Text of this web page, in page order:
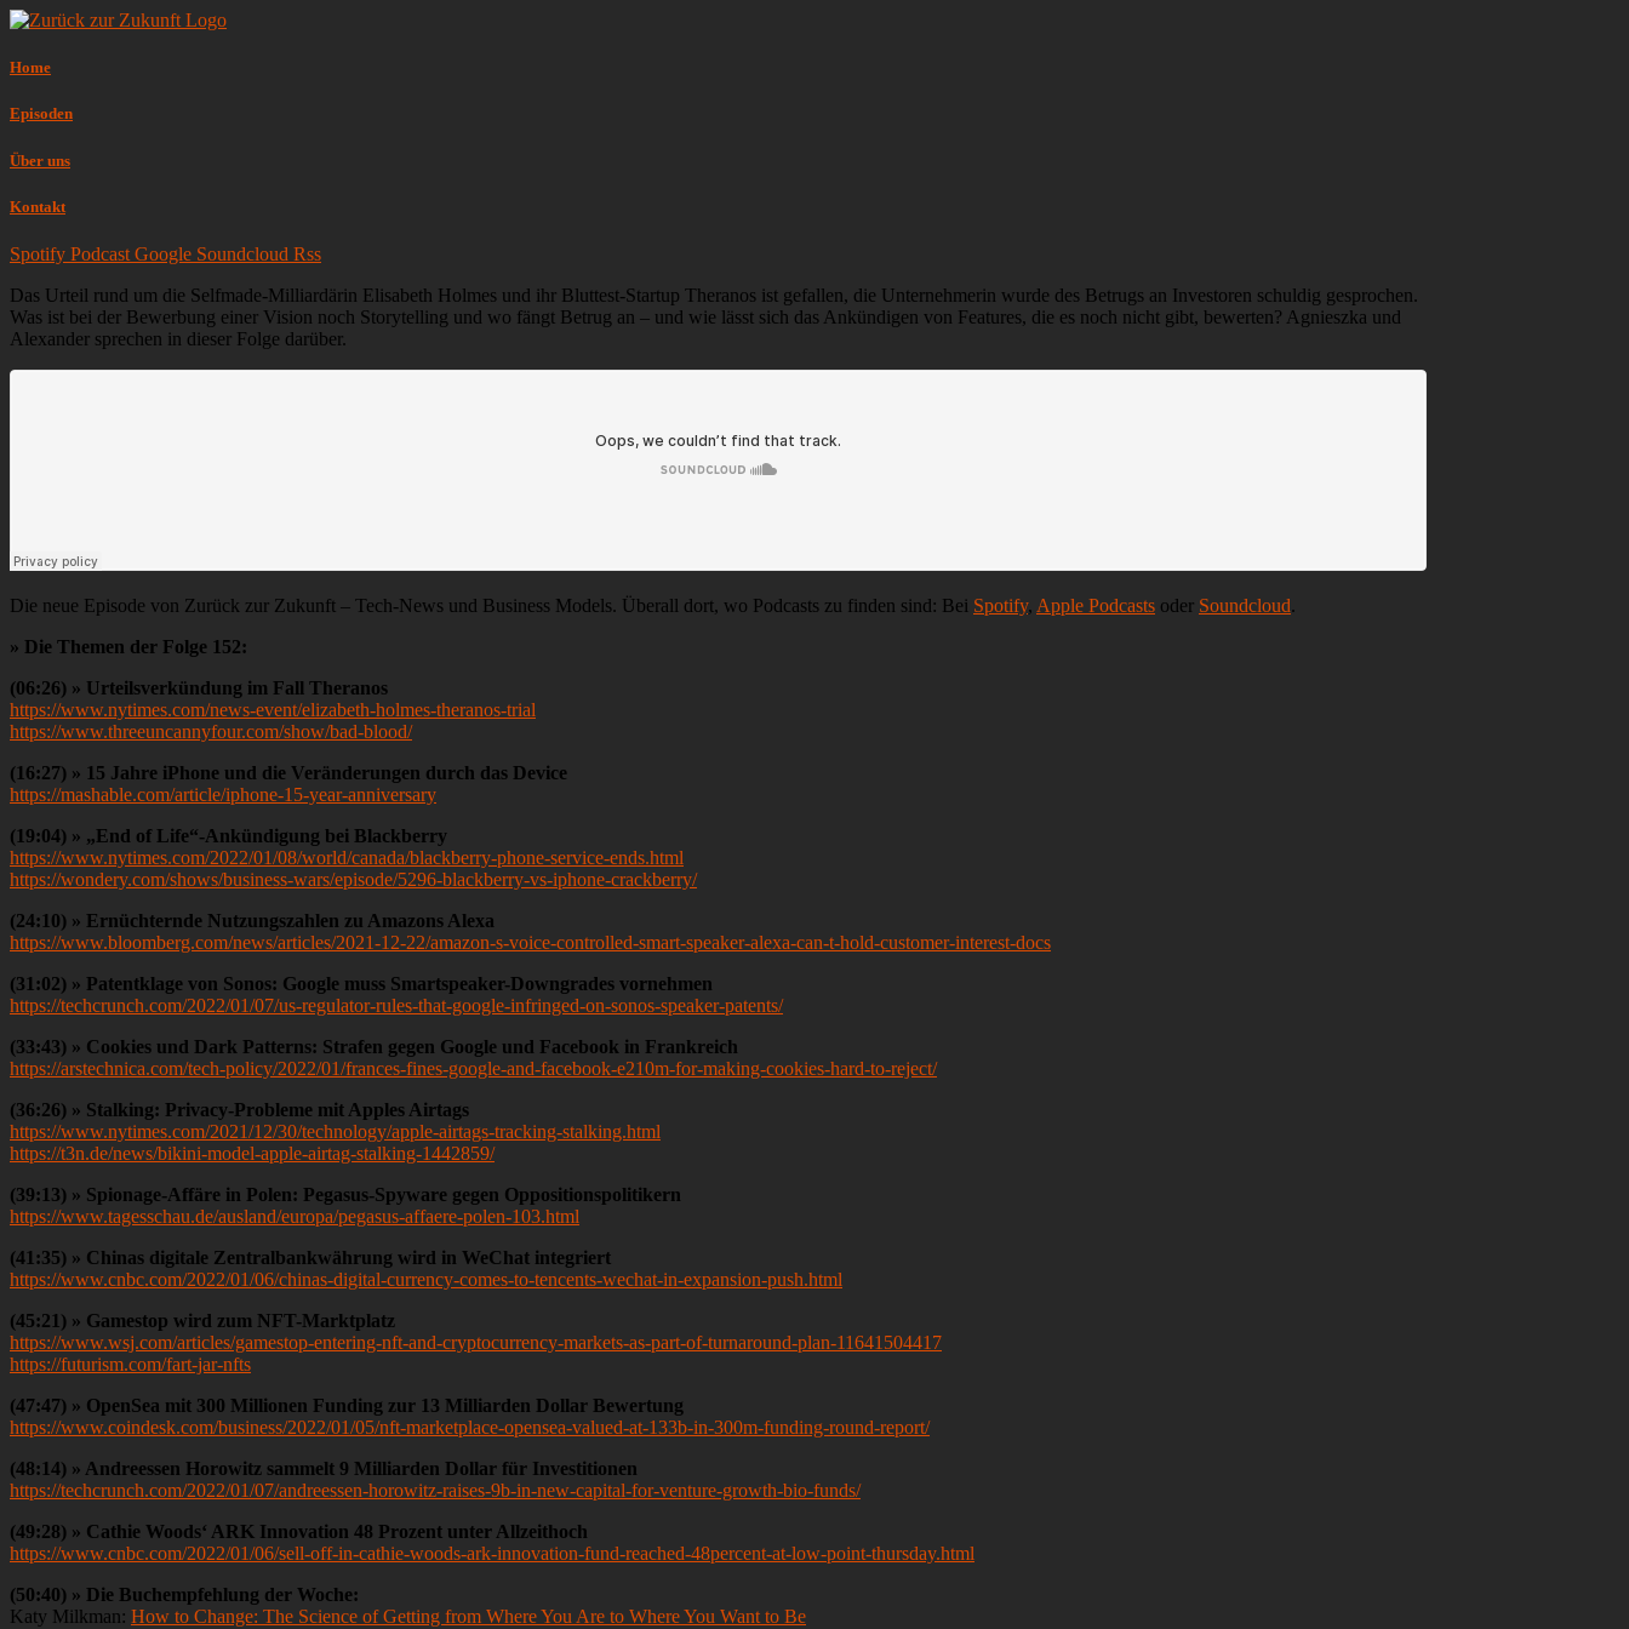
Home
Episoden
Über uns
Kontakt
Spotify Podcast Google Soundcloud Rss
Das Urteil rund um die Selfmade-Milliardärin Elisabeth Holmes und ihr Bluttest-Startup Theranos ist gefallen, die Unternehmerin wurde des Betrugs an Investoren schuldig gesprochen.
Was ist bei der Bewerbung einer Vision noch Storytelling und wo fängt Betrug an – und wie lässt sich das Ankündigen von Features, die es noch nicht gibt, bewerten? Agnieszka und
Alexander sprechen in dieser Folge darüber.
Die neue Episode von Zurück zur Zukunft – Tech-News und Business Models. Überall dort, wo Podcasts zu finden sind: Bei Spotify, Apple Podcasts oder Soundcloud.
» Die Themen der Folge 152:
(06:26) » Urteilsverkündung im Fall Theranos
https://www.nytimes.com/news-event/elizabeth-holmes-theranos-trial
https://www.threeuncannyfour.com/show/bad-blood/
(16:27) » 15 Jahre iPhone und die Veränderungen durch das Device
https://mashable.com/article/iphone-15-year-anniversary
(19:04) » „End of Life“-Ankündigung bei Blackberry
https://www.nytimes.com/2022/01/08/world/canada/blackberry-phone-service-ends.html
https://wondery.com/shows/business-wars/episode/5296-blackberry-vs-iphone-crackberry/
(24:10) » Ernüchternde Nutzungszahlen zu Amazons Alexa
https://www.bloomberg.com/news/articles/2021-12-22/amazon-s-voice-controlled-smart-speaker-alexa-can-t-hold-customer-interest-docs
(31:02) » Patentklage von Sonos: Google muss Smartspeaker-Downgrades vornehmen
https://techcrunch.com/2022/01/07/us-regulator-rules-that-google-infringed-on-sonos-speaker-patents/
(33:43) » Cookies und Dark Patterns: Strafen gegen Google und Facebook in Frankreich
https://arstechnica.com/tech-policy/2022/01/frances-fines-google-and-facebook-e210m-for-making-cookies-hard-to-reject/
(36:26) » Stalking: Privacy-Probleme mit Apples Airtags
https://www.nytimes.com/2021/12/30/technology/apple-airtags-tracking-stalking.html
https://t3n.de/news/bikini-model-apple-airtag-stalking-1442859/
(39:13) » Spionage-Affäre in Polen: Pegasus-Spyware gegen Oppositionspolitikern
https://www.tagesschau.de/ausland/europa/pegasus-affaere-polen-103.html
(41:35) » Chinas digitale Zentralbankwährung wird in WeChat integriert
https://www.cnbc.com/2022/01/06/chinas-digital-currency-comes-to-tencents-wechat-in-expansion-push.html
(45:21) » Gamestop wird zum NFT-Marktplatz
https://www.wsj.com/articles/gamestop-entering-nft-and-cryptocurrency-markets-as-part-of-turnaround-plan-11641504417
https://futurism.com/fart-jar-nfts
(47:47) » OpenSea mit 300 Millionen Funding zur 13 Milliarden Dollar Bewertung
https://www.coindesk.com/business/2022/01/05/nft-marketplace-opensea-valued-at-133b-in-300m-funding-round-report/
(48:14) » Andreessen Horowitz sammelt 9 Milliarden Dollar für Investitionen
https://techcrunch.com/2022/01/07/andreessen-horowitz-raises-9b-in-new-capital-for-venture-growth-bio-funds/
(49:28) » Cathie Woods‘ ARK Innovation 48 Prozent unter Allzeithoch
https://www.cnbc.com/2022/01/06/sell-off-in-cathie-woods-ark-innovation-fund-reached-48percent-at-low-point-thursday.html
(50:40) » Die Buchempfehlung der Woche:
Katy Milkman: How to Change: The Science of Getting from Where You Are to Where You Want to Be